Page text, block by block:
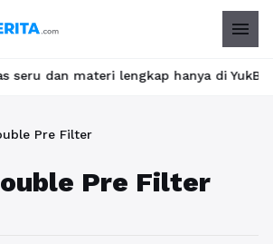
menu
materi lengkap hanya di
Pre Filter
Pre Filter